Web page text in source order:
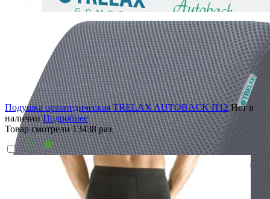
Подушка ортопедическая TRELAX AUTOBACK П12 Нет в
наличии Подробнее
Товар смотрели13438раз